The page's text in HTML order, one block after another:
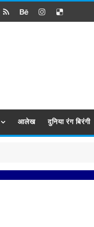
आलेख दुनिया रंग बिरंगी